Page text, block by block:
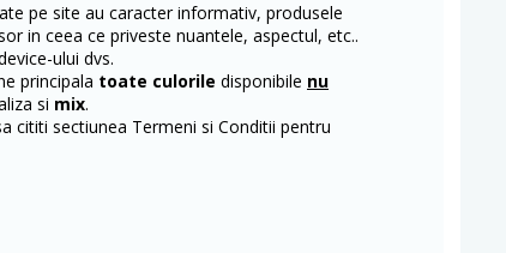
pe site au caracter informativ, produsele
in ceea ce priveste nuantele, aspectul, etc..
ului dvs.
principala toate culorile disponibile nu
si mix.
cititi sectiunea Termeni si Conditii pentru